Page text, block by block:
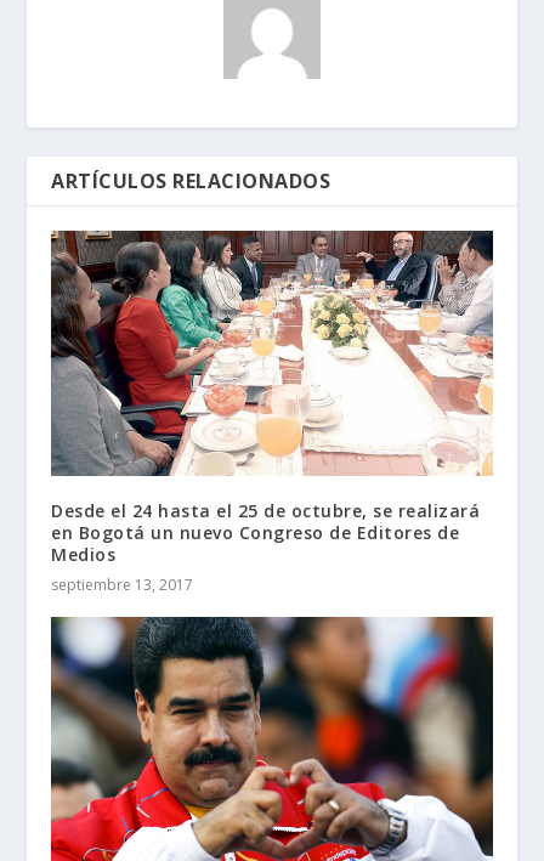
ARTÍCULOS RELACIONADOS
Desde el 24 hasta el 25 de octubre, se realizará
en Bogotá un nuevo Congreso de Editores de
Medios
septiembre 13, 2017